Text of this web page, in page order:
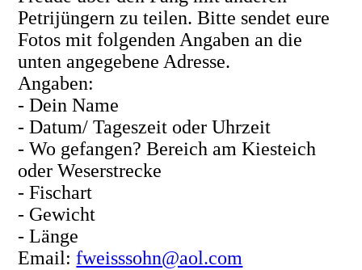
Petrijüngern zu teilen. Bitte sendet eure
Fotos mit folgenden Angaben an die
unten angegebene Adresse.
Angaben:
- Dein Name
- Datum/ Tageszeit oder Uhrzeit
- Wo gefangen? Bereich am Kiesteich
oder Weserstrecke
- Fischart
- Gewicht
- Länge
Email:fweisssohn@aol.com